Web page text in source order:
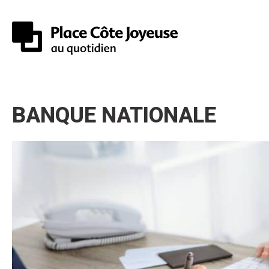
BANQUE NATIONALE